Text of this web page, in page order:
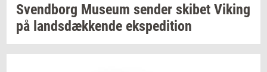
Svend­borg Mu­se­um sen­der ski­bet Viking
på lands­dæk­ken­de eks­pe­di­tion